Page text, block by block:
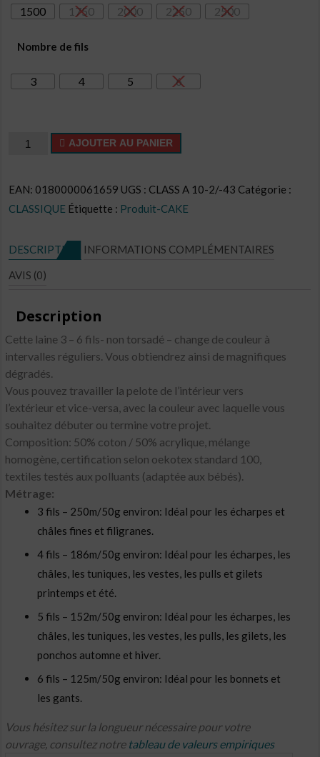
1500
1750 2000 2250 2500
Nombre de fils
3 4 5 6
quantité
AJOUTER AU PANIER
EAN: 0180000061659 UGS : CLASS A 10-2/-43 Catégorie :
CLASSIQUE Étiquette : Produit-CAKE
DESCRIPTION
INFORMATIONS COMPLÉMENTAIRES
AVIS (0)
Description
Cette laine 3 – 6 fils- non torsadé – change de couleur à
intervalles réguliers. Vous obtiendrez ainsi de magnifiques
dégradés.
Vous pouvez travailler la pelote de l’intérieur vers
l’extérieur et vice-versa, avec la couleur avec laquelle vous
souhaitez débuter ou termine votre projet.
Composition: 50% coton / 50% acrylique, mélange
homogène, certification selon oekotex standard 100,
textiles testés aux polluants (adaptée aux bébés).
Métrage:
3 fils – 250m/50g environ: Idéal pour les écharpes et
châles fines et filigranes.
4 fils – 186m/50g environ: Idéal pour les écharpes, les
châles, les tuniques, les vestes, les pulls et gilets
printemps et été.
5 fils – 152m/50g environ: Idéal pour les écharpes, les
châles, les tuniques, les vestes, les pulls, les gilets, les
ponchos automne et hiver.
6 fils – 125m/50g environ: Idéal pour les bonnets et
les gants.
Vous hésitez sur la longueur nécessaire pour votre
ouvrage, consultez notre tableau de valeurs empiriques